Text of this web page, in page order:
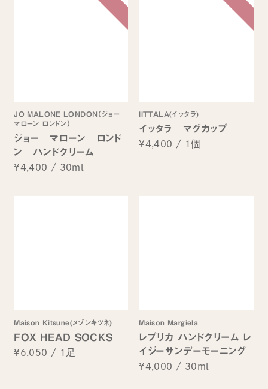
JO MALONE LONDON（ジョー
マローン ロンドン）
ジョー マローン ロンド
ン ハンドクリーム
¥4,400 / 30ml
IITTALA(イッタラ)
イッタラ マグカップ
¥4,400 / 1個
Maison Kitsune(メゾンキツネ)
FOX HEAD SOCKS
¥6,050 / 1足
Maison Margiela
レプリカ ハンドクリーム レ
イジーサンデーモーニング
¥4,000 / 30ml